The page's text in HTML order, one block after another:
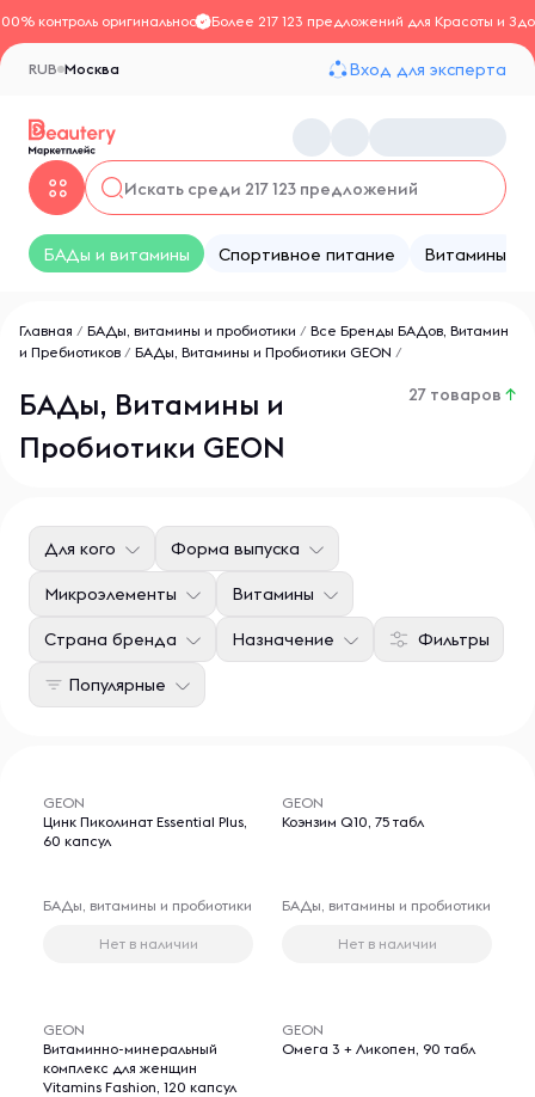
контроль оригинальностиБолее 217 123 предложений для Красоты и
Москва
RUB Вход для эксперта
БАДы и витамины Спортивное питание Витамины
Главная / БАДы, витамины и пробиотики / Все Бренды БАДов, Витамин
и Пребиотиков / БАДы, Витамины и Пробиотики GEON /
БАДы, Витамины и
Пробиотики GEON
27 товаров ↑
Фильтры
Для кого Форма выпуска
Микроэлементы Витамины
Страна бренда Назначение
Популярные
GEON
Цинк Пиколинат Essential Plus,
60 капсул
БАДы, витамины и пробиотики
Нет в наличии
GEON
Коэнзим Q10, 75 табл
БАДы, витамины и пробиотики
Нет в наличии
GEON
Витаминно-минеральный
комплекс для женщин
Vitamins Fashion, 120 капсул
GEON
Омега 3 + Ликопен, 90 табл